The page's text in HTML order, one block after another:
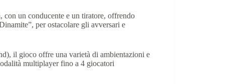
con un conducente e un tiratore, offrendo
per ostacolare gli avversari e
il gioco offre una varietà di ambientazioni e
multiplayer fino a 4 giocatori